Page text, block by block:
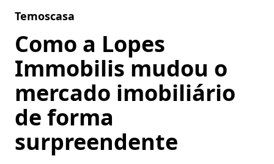
Temoscasa
Como a Lopes
Immobilis mudou o
mercado imobiliário
de forma
surpreendente